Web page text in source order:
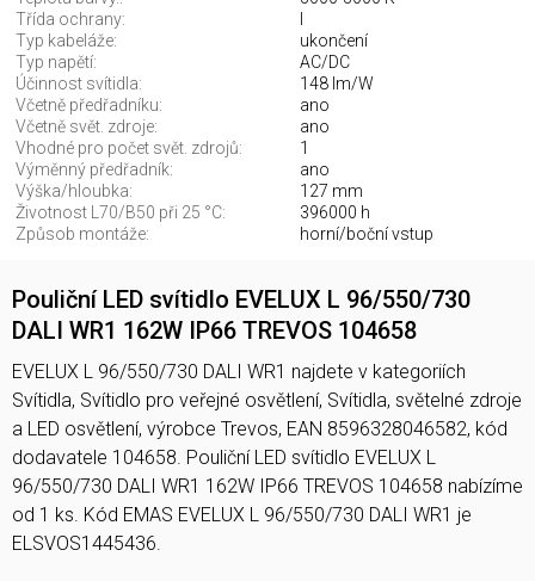
Třída ochrany:
Typ kabeláže:
ukončení
Typ napětí:
AC/DC
Účinnost svítidla:
148 lm/W
Včetně předřadníku:
ano
Včetně svět. zdroje:
ano
Vhodné pro počet svět. zdrojů:
1
Výměnný předřadník:
ano
Výška/hloubka:
127 mm
Životnost L70/B50 při 25 °C:
396000 h
Způsob montáže:
horní/boční vstup
Pouliční LED svítidlo EVELUX L 96/550/730
DALI WR1 162W IP66 TREVOS 104658
EVELUX L 96/550/730 DALI WR1 najdete v kategoriích
Svítidla, Svítidlo pro veřejné osvětlení, Svítidla, světelné zdroje
a LED osvětlení, výrobce Trevos, EAN 8596328046582, kód
dodavatele 104658. Pouliční LED svítidlo EVELUX L
96/550/730 DALI WR1 162W IP66 TREVOS 104658 nabízíme
od 1 ks. Kód EMAS EVELUX L 96/550/730 DALI WR1 je
ELSVOS1445436.